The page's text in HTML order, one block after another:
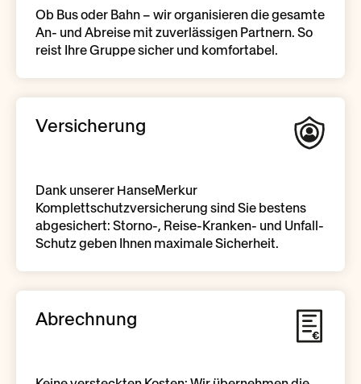
Ob Bus oder Bahn – wir organisieren die gesamte
An- und Abreise mit zuverlässigen Partnern. So
reist Ihre Gruppe sicher und komfortabel.
Versicherung
Dank unserer HanseMerkur
Komplettschutzversicherung sind Sie bestens
abgesichert: Storno-, Reise-Kranken- und Unfall-
Schutz geben Ihnen maximale Sicherheit.
Abrechnung